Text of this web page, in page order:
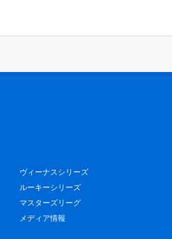
ヴィーナスシリーズ
ルーキーシリーズ
マスターズリーグ
メディア情報